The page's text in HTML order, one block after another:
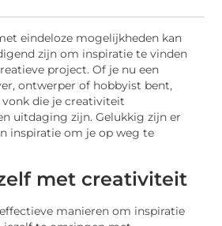
eindeloze mogelijkheden kan
zijn om inspiratie te vinden
project. Of je nu een
ontwerper of hobbyist bent,
die je creativiteit
uitdaging zijn. Gelukkig zijn er
inspiratie om je op weg te
met creativiteit
manieren om inspiratie